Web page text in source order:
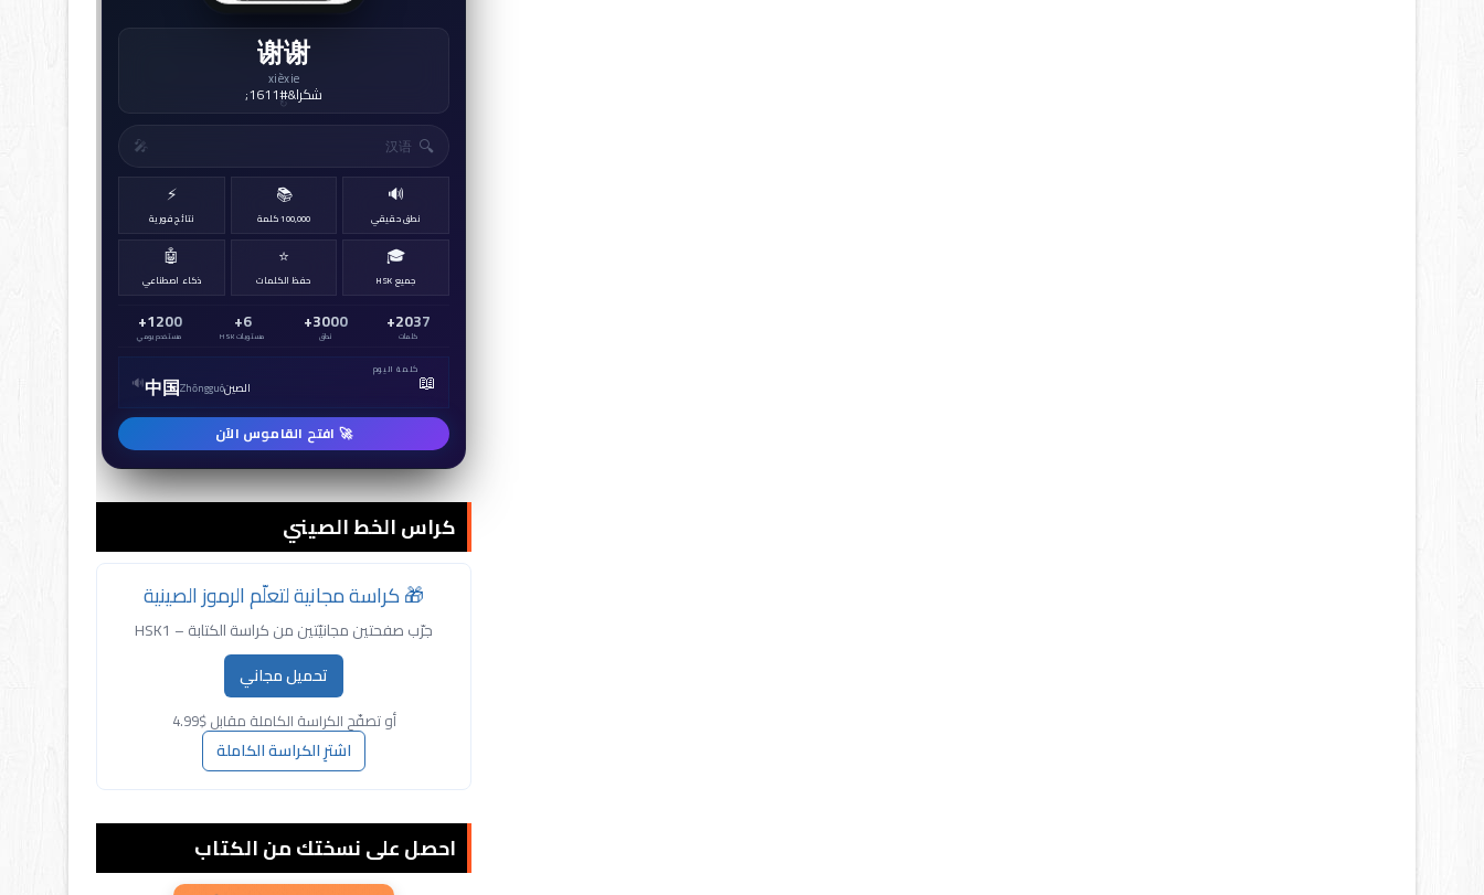
中国
Zhōngguó
الصين
↻
🔍
🎤
🔊
نطق حقيقي
📚
100,000 كلمة
⚡
نتائج فورية
🎓
جميع HSK
⭐
حفظ الكلمات
🤖
ذكاء اصطناعي
2037+
كلمات
3000+
نطق
6+
مستويات HSK
1200+
مستخدم يومي
📖كلمة اليوم
老师lǎoshīمعلم 🔊
🚀 افتح القاموس الآن
كراس الخط الصيني
🎁 كراسة مجانية لتعلّم الرموز الصينية
جرّب صفحتين مجانيّتين من كراسة الكتابة – HSK1
تحميل مجاني
أو تصفّح الكراسة الكاملة مقابل $4.99
اشترِ الكراسة الكاملة
احصل على نسختك من الكتاب